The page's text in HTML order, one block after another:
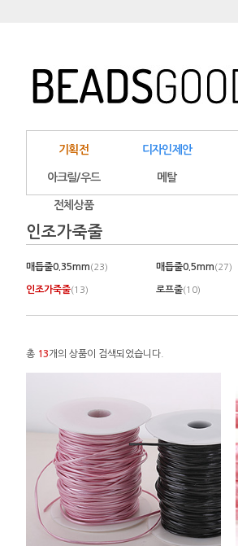
기획전 디자인제안
아크릴/우드 메탈
전체상품
인조가죽줄
매듭줄0.35mm(23) 매듭줄0.5mm(27)
인조가죽줄(13) 로프줄(10)
총 13개의 상품이 검색되었습니다.